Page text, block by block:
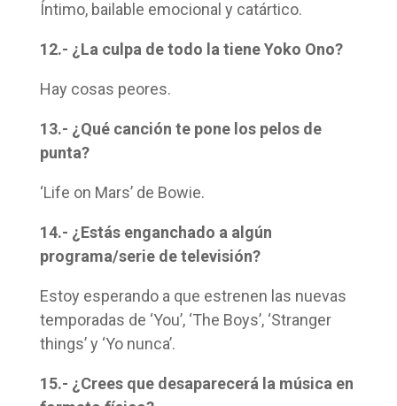
Íntimo, bailable emocional y catártico.
12.- ¿La culpa de todo la tiene Yoko Ono?
Hay cosas peores.
13.- ¿Qué canción te pone los pelos de
punta?
‘Life on Mars’ de Bowie.
14.- ¿Estás enganchado a algún
programa/serie de televisión?
Estoy esperando a que estrenen las nuevas
temporadas de ‘You’, ‘The Boys’, ‘Stranger
things’ y ‘Yo nunca’.
15.- ¿Crees que desaparecerá la música en